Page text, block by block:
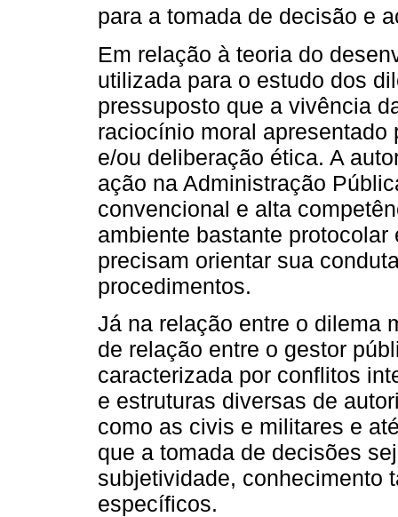
para a tomada de decisão e
Em relação à teoria do
utilizada para o estudo dos
pressuposto que a vivência
raciocínio moral
e/ou deliberação ética. A
ação na Administração
convencional e alta
ambiente bastante
precisam orientar sua
procedimentos.
Já na relação entre o dilema
de relação entre o gestor
caracterizada por conflitos
e estruturas diversas de
como as civis e militares e
que a tomada de decisões
subjetividade, conhecimento
específicos.